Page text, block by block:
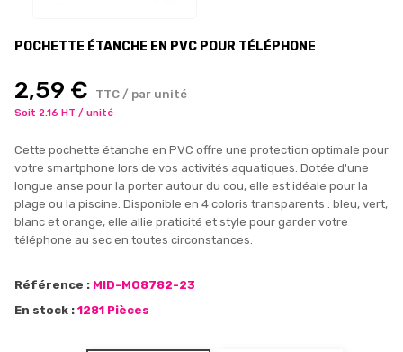
POCHETTE ÉTANCHE EN PVC POUR TÉLÉPHONE
2,59 € TTC / par unité
Soit 2.16 HT / unité
Cette pochette étanche en PVC offre une protection optimale pour
votre smartphone lors de vos activités aquatiques. Dotée d'une
longue anse pour la porter autour du cou, elle est idéale pour la
plage ou la piscine. Disponible en 4 coloris transparents : bleu, vert,
blanc et orange, elle allie praticité et style pour garder votre
téléphone au sec en toutes circonstances.
Référence : MID-MO8782-23
En stock : 1281 Pièces